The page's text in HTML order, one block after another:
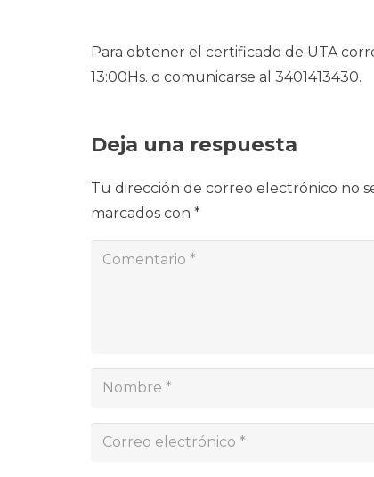
Para obtener el certificado de UTA
13:00Hs. o comunicarse al 3401413430.
Deja una respuesta
Tu dirección de correo electrónico no
marcados con *